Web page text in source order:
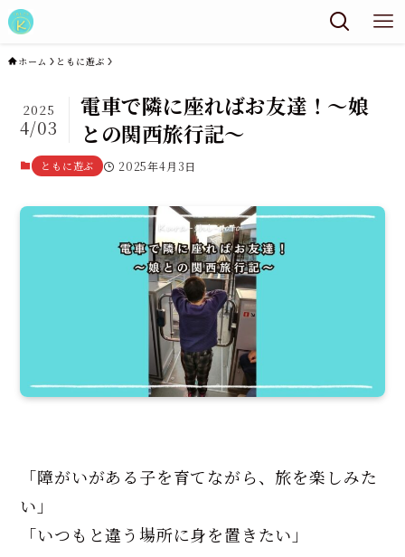
ホーム ともに遊ぶ
電車で隣に座ればお友達！～娘
との関西旅行記～
2025
4/03
ともに遊ぶ 2025年4月3日
「障がいがある子を育てながら、旅を楽しみた
い」
「いつもと違う場所に身を置きたい」